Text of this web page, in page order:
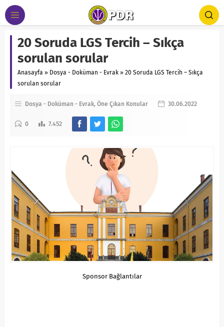
20 Soruda LGS Tercih – Sıkça
sorulan sorular
Anasayfa » Dosya - Doküman - Evrak » 20 Soruda LGS Tercih – Sıkça
sorulan sorular
Dosya - Doküman - Evrak Öne Çıkan Konular 30.06.2022
0 7.452
Sponsor Bağlantılar